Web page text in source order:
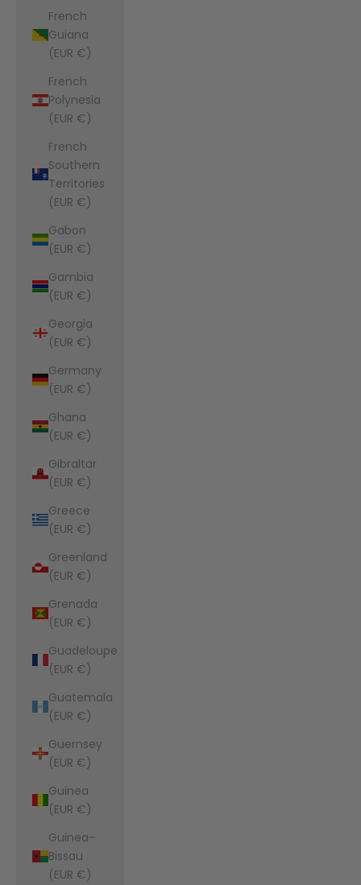
French
Guiana
(EUR €)
French
Polynesia
(EUR €)
French
Southern
Territories
(EUR €)
Gabon
(EUR €)
Gambia
(EUR €)
Georgia
(EUR €)
Germany
(EUR €)
Ghana
(EUR €)
Gibraltar
(EUR €)
Greece
(EUR €)
Greenland
(EUR €)
Grenada
(EUR €)
Guadeloupe
(EUR €)
Guatemala
(EUR €)
Guernsey
(EUR €)
Guinea
(EUR €)
Guinea-
Bissau
(EUR €)